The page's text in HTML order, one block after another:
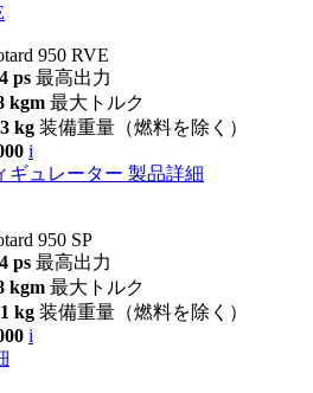
950 RVE
ps 最高出力
kgm 最大トルク
kg 装備重量（燃料を除く）
i
ギュレーター 製品詳細
950 SP
ps 最高出力
kgm 最大トルク
kg 装備重量（燃料を除く）
i